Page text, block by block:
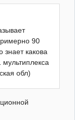
90
знает какова
обл)